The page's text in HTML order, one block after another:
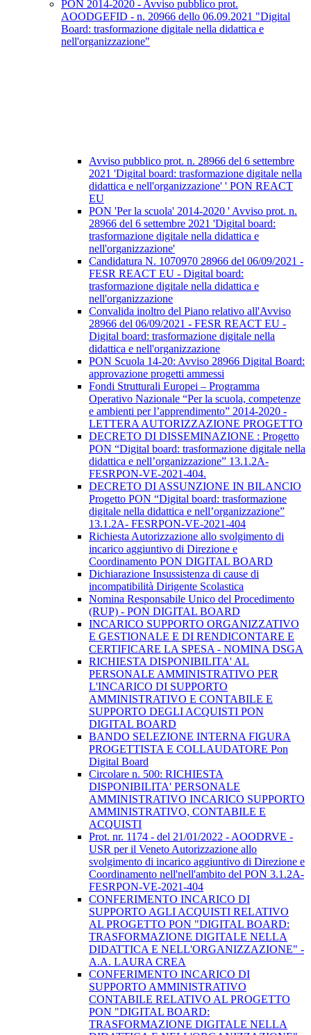
PON 2014-2020 - Avviso pubblico prot.
AOODGEFID - n. 20966 dello 06.09.2021 "Digital
Board: trasformazione digitale nella didattica e
nell'organizzazione"
Avviso pubblico prot. n. 28966 del 6 settembre
2021 'Digital board: trasformazione digitale nella
didattica e nell'organizzazione' ' PON REACT
EU
PON 'Per la scuola' 2014-2020 ' Avviso prot. n.
28966 del 6 settembre 2021 'Digital board:
trasformazione digitale nella didattica e
nell'organizzazione'
Candidatura N. 1070970 28966 del 06/09/2021 -
FESR REACT EU - Digital board:
trasformazione digitale nella didattica e
nell'organizzazione
Convalida inoltro del Piano relativo all'Avviso
28966 del 06/09/2021 - FESR REACT EU -
Digital board: trasformazione digitale nella
didattica e nell'organizzazione
PON Scuola 14-20: Avviso 28966 Digital Board:
approvazione progetti ammessi
Fondi Strutturali Europei – Programma
Operativo Nazionale “Per la scuola, competenze
e ambienti per l’apprendimento” 2014-2020 -
LETTERA AUTORIZZAZIONE PROGETTO
DECRETO DI DISSEMINAZIONE : Progetto
PON “Digital board: trasformazione digitale nella
didattica e nell’organizzazione” 13.1.2A-
FESRPON-VE-2021-404.
DECRETO DI ASSUNZIONE IN BILANCIO
Progetto PON “Digital board: trasformazione
digitale nella didattica e nell’organizzazione”
13.1.2A- FESRPON-VE-2021-404
Richiesta Autorizzazione allo svolgimento di
incarico aggiuntivo di Direzione e
Coordinamento PON DIGITAL BOARD
Dichiarazione Insussistenza di cause di
incompatibilità Dirigente Scolastica
Nomina Responsabile Unico del Procedimento
(RUP) - PON DIGITAL BOARD
INCARICO SUPPORTO ORGANIZZATIVO
E GESTIONALE E DI RENDICONTARE E
CERTIFICARE LA SPESA - NOMINA DSGA
RICHIESTA DISPONIBILITA' AL
PERSONALE AMMINISTRATIVO PER
L'INCARICO DI SUPPORTO
AMMINISTRATIVO E CONTABILE E
SUPPORTO DEGLI ACQUISTI PON
DIGITAL BOARD
BANDO SELEZIONE INTERNA FIGURA
PROGETTISTA E COLLAUDATORE Pon
Digital Board
Circolare n. 500: RICHIESTA
DISPONIBILITA' PERSONALE
AMMINISTRATIVO INCARICO SUPPORTO
AMMINISTRATIVO, CONTABILE E
ACQUISTI
Prot. nr. 1174 - del 21/01/2022 - AOODRVE -
USR per il Veneto Autorizzazione allo
svolgimento di incarico aggiuntivo di Direzione e
Coordinamento nell'nell'ambito del PON 3.1.2A-
FESRPON-VE-2021-404
CONFERIMENTO INCARICO DI
SUPPORTO AGLI ACQUISTI RELATIVO
AL PROGETTO PON "DIGITAL BOARD:
TRASFORMAZIONE DIGITALE NELLA
DIDATTICA E NELL'ORGANIZZAZIONE" -
A.A. LAURA CREA
CONFERIMENTO INCARICO DI
SUPPORTO AMMINISTRATIVO
CONTABILE RELATIVO AL PROGETTO
PON "DIGITAL BOARD:
TRASFORMAZIONE DIGITALE NELLA